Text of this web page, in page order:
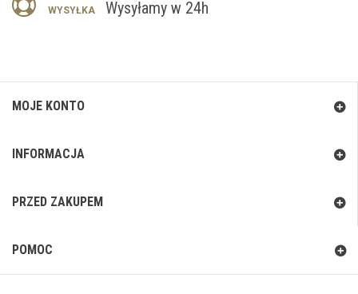
WYSYŁKA
Wysyłamy w 24h
MOJE KONTO
INFORMACJA
PRZED ZAKUPEM
POMOC